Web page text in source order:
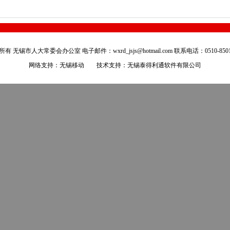
有 无锡市人大常委会办公室 电子邮件：wxrd_jsjs@hotmail.com 联系电话：0510-
网络支持：无锡移动 技术支持： 无锡泰得利通软件有限公司